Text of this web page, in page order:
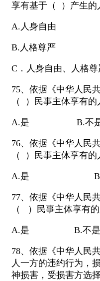
享有基于（ ）产生的
A.人身自由
B.人格尊严
C．人身自由、人格尊
75、依据《中华人民
（ ）民事主体享有的
A.是 B.不
76、依据《中华人民
（ ）民事主体享有的
A.是 B.
77、依据《中华人民
（ ）民事主体享有的
A.是 B.不是
78、依据《中华人民
人一方的违约行为，
神损害，受损害方选